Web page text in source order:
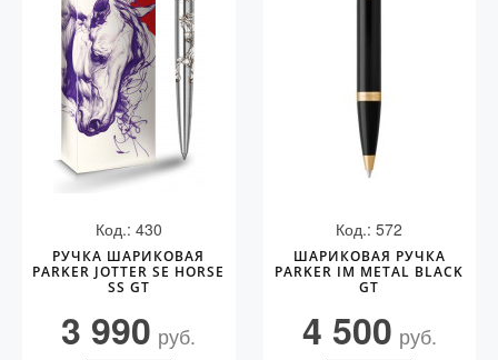
Код.: 430
РУЧКА ШАРИКОВАЯ
PARKER JOTTER SE HORSE
SS GT
3 990 руб.
Код.: 572
ШАРИКОВАЯ РУЧКА
PARKER IM METAL BLACK
GT
4 500 руб.